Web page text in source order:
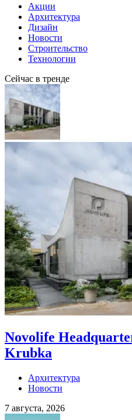
Акции
Архитектура
Дизайн
Новости
Строительство
Технологии
Сейчас в тренде
Novolife
Krubka
Архитектура
Новости
7 августа, 2026